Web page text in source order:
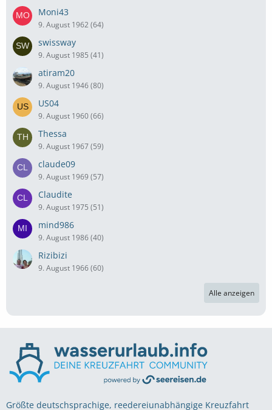
Moni43
9. August 1962 (64)
swissway
9. August 1985 (41)
atiram20
9. August 1946 (80)
US04
9. August 1960 (66)
Thessa
9. August 1967 (59)
claude09
9. August 1969 (57)
Claudite
9. August 1975 (51)
mind986
9. August 1986 (40)
Rizibizi
9. August 1966 (60)
Alle anzeigen
Größte deutschsprachige, reedereiunabhängige Kreuzfahrt